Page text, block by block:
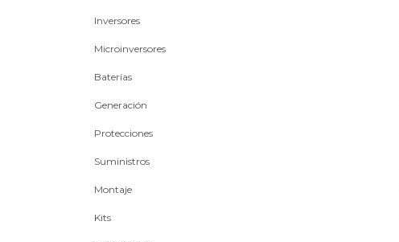
Inversores
Microinversores
Baterías
Generación
Protecciones
Suministros
Montaje
Kits